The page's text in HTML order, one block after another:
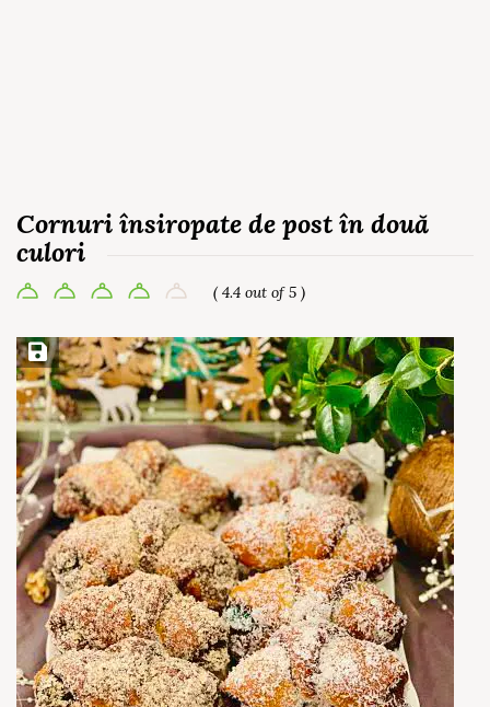
Cornuri însiropate de post în două
culori
( 4.4 out of 5 )
Save Recipe